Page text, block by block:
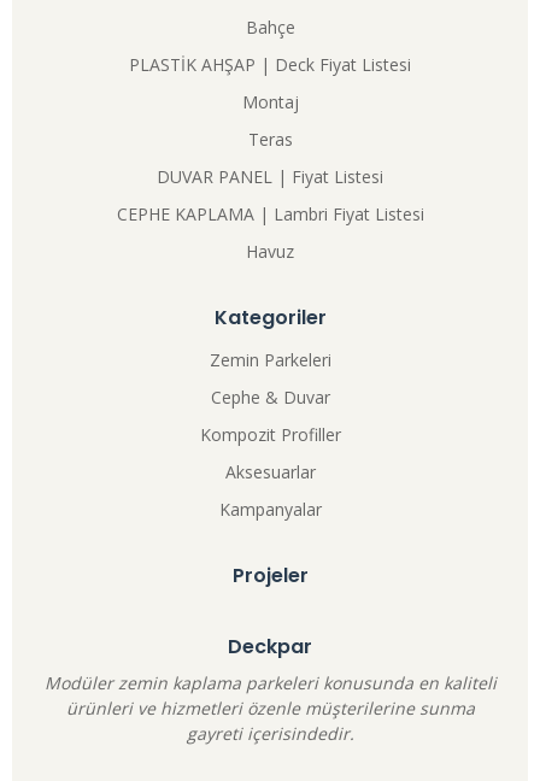
Bahçe
PLASTİK AHŞAP | Deck Fiyat Listesi
Montaj
Teras
DUVAR PANEL | Fiyat Listesi
CEPHE KAPLAMA | Lambri Fiyat Listesi
Havuz
Kategoriler
Zemin Parkeleri
Cephe & Duvar
Kompozit Profiller
Aksesuarlar
Kampanyalar
Projeler
Deckpar
Modüler zemin kaplama parkeleri konusunda en kaliteli
ürünleri ve hizmetleri özenle müşterilerine sunma
gayreti içerisindedir.